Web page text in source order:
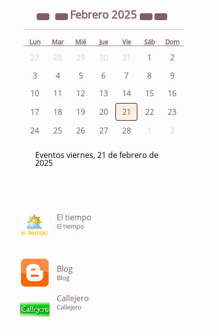
Febrero 2025
Lun Mar Mié Jue Vie Sáb Dom
27 28 29 30 31 1
2
3
4 5 6 7 8
9
10
11 12 13 14 15
16
17
18 19 20 21 22
23
24
25 26 27 28 1 2
Eventos viernes, 21 de febrero de
2025
El tiempo
El tiempo
Blog
Blog
Callejero
Callejero